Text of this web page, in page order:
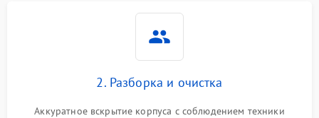
2. Разборка и очистка
Аккуратное вскрытие корпуса с соблюдением техники